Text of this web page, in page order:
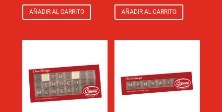
AÑADIR AL CARRITO AÑADIR AL CARRITO